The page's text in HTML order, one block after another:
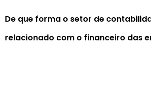
De que forma o setor de
relacionado com o financeiro das